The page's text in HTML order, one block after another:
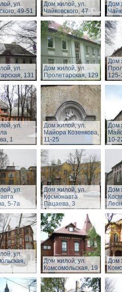
ул.
49-51
Дом жилой, ул.
Чайковского, 47
Дом
ул.
131
Дом жилой, ул.
Пролетарская, 129
Дом
125-
ул.
1
Дом жилой, ул.
Майора Козенкова,
11-25
Дом
10-
ул.
5-7а
Дом жилой, ул.
Космонавта
Пацаева, 3
Дом
ул.
Дом жилой, ул.
Комсомольская, 19
Дом